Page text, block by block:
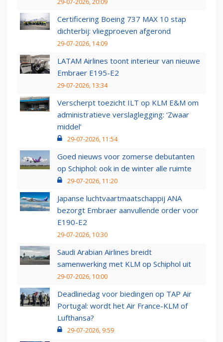
29-07-2026, 20:09
Certificering Boeing 737 MAX 10 stap
dichterbij: vliegproeven afgerond
29-07-2026, 14:09
LATAM Airlines toont interieur van nieuwe
Embraer E195-E2
29-07-2026, 13:34
Verscherpt toezicht ILT op KLM E&M om
administratieve verslaglegging: ‘Zwaar
middel’
29-07-2026, 11:54
Goed nieuws voor zomerse debutanten
op Schiphol: ook in de winter alle ruimte
29-07-2026, 11:20
Japanse luchtvaartmaatschappij ANA
bezorgt Embraer aanvullende order voor
E190-E2
29-07-2026, 10:30
Saudi Arabian Airlines breidt
samenwerking met KLM op Schiphol uit
29-07-2026, 10:00
Deadlinedag voor biedingen op TAP Air
Portugal: wordt het Air France-KLM of
Lufthansa?
29-07-2026, 9:59